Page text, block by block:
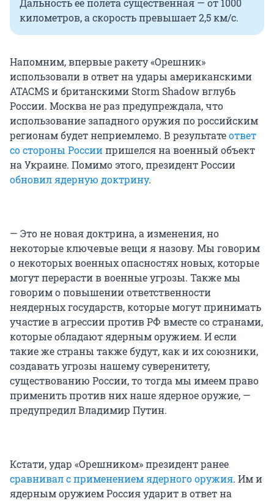
Дальность ее полета существенная — от 1000
километров, а скорость превышает 2,5 км/с.
Напомним, впервые ракету «Орешник»
использовали в ответ на удары американскими
ATACMS и британскими Storm Shadow вглубь
России. Москва не раз предупреждала, что
использование западного оружия по российским
регионам будет неприемлемо. В результатеответ
со стороны Россиипришелся на военный объект
на Украине. Помимо этого, президент России
обновил ядерную доктрину.
— Это не новая доктрина, а изменения, но
некоторые ключевые вещи я назову. Мы говорим
о некоторых военных опасностях новых, которые
могут перерасти в военные угрозы. Также мы
говорим о повышении ответственности
неядерных государств, которые могут принимать
участие в агрессии против РФ вместе со странами,
которые обладают ядерным оружием. И если
такие же страны также будут, как и их союзники,
создавать угрозы нашему суверенитету,
существованию России, то тогда мы имеем право
применить против них наше ядерное оружие, —
предупредил Владимир Путин.
Кстати, удар «Орешником» президент ранее
сравнивал с применением ядерного оружия. Им и
ядерным оружием Россия ударит в ответ на